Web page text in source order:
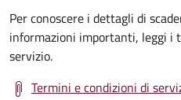
Per conoscere i dettagli di
informazioni importanti, leggi i
servizio.
Termini e condizioni di